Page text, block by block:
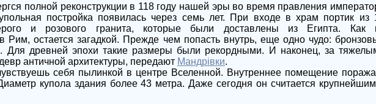
полной реконструкции в 118 году нашей эры во время правления
постройка появилась через семь лет. При входе в храм портик из
и розового гранита, которые были доставлены из Египта. Как
Рим, остается загадкой. Прежде чем попасть внутрь, еще одно чудо:
Для древней эпохи такие размеры были рекордными. И наконец, за
античной архитектуры, передают Мандрівки.
себя пылинкой в центре Вселенной. Внутреннее помещение
купола здания более 43 метра. Даже сегодня он считается